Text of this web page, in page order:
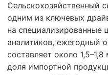
Сельскохозяйственный
одним из ключевых
на
аналитиков, ежегодный
составляет около
доля импортной